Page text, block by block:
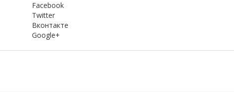
Facebook
Twitter
Вконтакте
Google+